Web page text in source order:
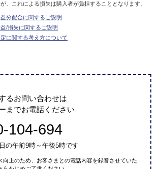
、これによる損失は購入者が負担することとなります。
分配金に関するご説明
/損失に関するご説明
に関する考え方について
るお問い合わせは
までお電話ください
104-694
の午前9時～午後5時です
向上のため、お客さまとの電話内容を録音させていた